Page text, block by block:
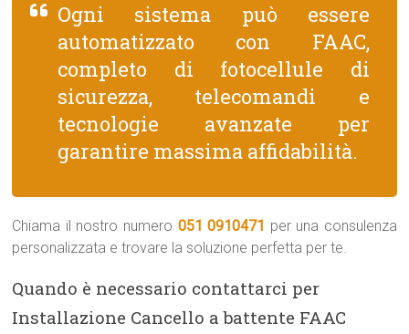
Ogni sistema può essere
automatizzato con FAAC,
completo di fotocellule di
sicurezza, telecomandi e
tecnologie avanzate per
garantire massima affidabilità.
Chiama il nostro numero 051 0910471 per una consulenza
personalizzata e trovare la soluzione perfetta per te.
Quando è necessario contattarci per
Installazione Cancello a battente FAAC